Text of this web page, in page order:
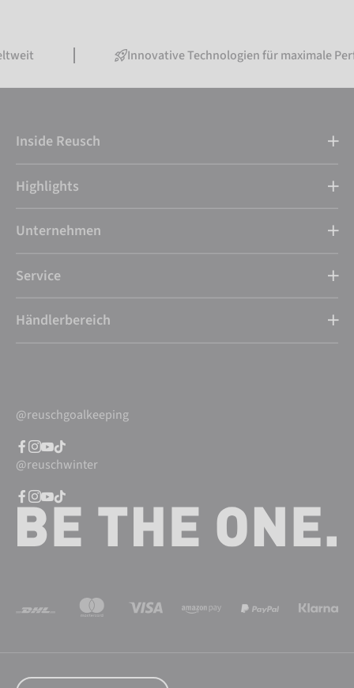
Innovative Technologien für maximale Performance
Inside Reusch
Highlights
Unternehmen
Service
Händlerbereich
@reuschgoalkeeping
@reuschwinter